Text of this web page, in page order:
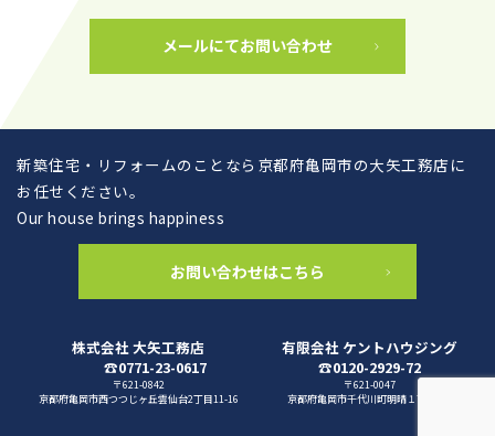
メールにてお問い合わせ
新築住宅・リフォームのことなら京都府亀岡市の大矢工務店に
お任せください。
Our house brings happiness
お問い合わせはこちら
株式会社 大矢工務店
☎0771-23-0617
〒621-0842
京都府亀岡市西つつじヶ丘雲仙台2丁目11-16
有限会社 ケントハウジング
☎0120-2929-72
〒621-0047
京都府亀岡市千代川町明晴１丁目3-1